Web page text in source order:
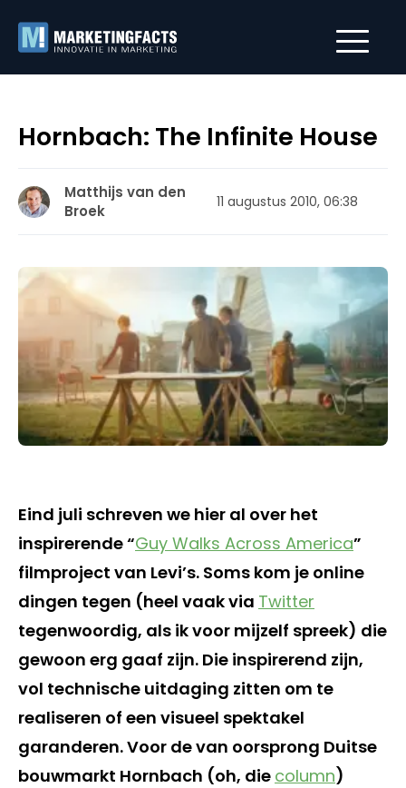
Hornbach: The Infinite House
Matthijs van den
Broek
11 augustus 2010, 06:38
Eind juli schreven we hier al over het
inspirerende “Guy Walks Across America”
filmproject van Levi’s. Soms kom je online
dingen tegen (heel vaak via Twitter
tegenwoordig, als ik voor mijzelf spreek) die
gewoon erg gaaf zijn. Die inspirerend zijn,
vol technische uitdaging zitten om te
realiseren of een visueel spektakel
garanderen. Voor de van oorsprong Duitse
bouwmarkt Hornbach (oh, die column)